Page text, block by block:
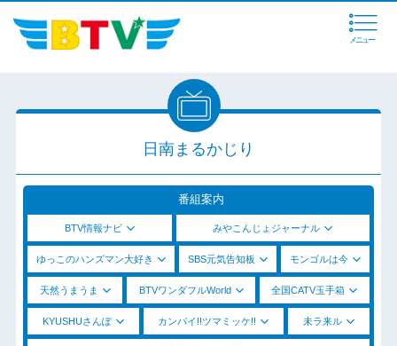
メニュー
日南まるかじり
番組案内
BTV情報ナビ みやこんじょジャーナル
ゆっこのハンズマン大好き SBS元気告知板 モンゴルは今
天然うまうま BTVワンダフルWorld 全国CATV玉手箱
KYUSHUさんぽ カンパイ!!ツマミッケ!! 未ラ来ル